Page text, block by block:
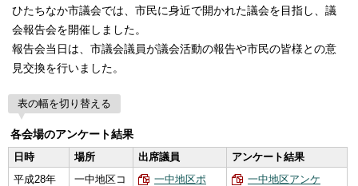
ひたちなか市議会では、市民に身近で開かれた議会を目指し、議
会報告会を開催しました。
報告会当日は、市議会議員が議会活動の報告や市民の皆様との意
見交換を行いました。
表の幅を切り替える
各会場のアンケート結果
日時
場所 出席議員
アンケート結果
平成28年
一中地区コ
一中地区ポ
一中地区アンケ